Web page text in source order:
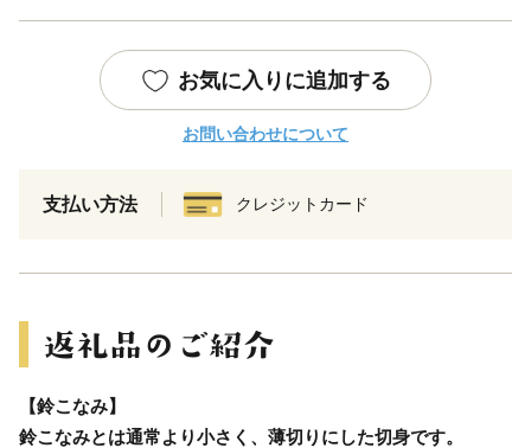
お気に入りに追加する
お問い合わせについて
支払い方法 クレジットカード
【鈴こなみ】
鈴こなみとは通常より小さく、薄切りにした切身です。